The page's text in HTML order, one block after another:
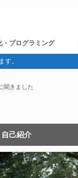
・プログラミング
す。
聞きました
自己紹介